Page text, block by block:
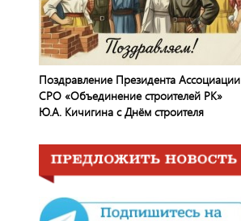
Поздравление Президента Ассоциации
СРО «Объединение строителей РК»
Ю.А. Кичигина с Днём строителя